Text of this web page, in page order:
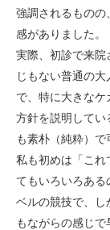
強調されるものの
感がありました。
実際、初診で来院
じもない普通の
で、特に大きな
方針を説明してい
も素朴（純粋）で
私も初めは「これ
てもいろいろあ
ベルの競技で、し
もながらの感じ